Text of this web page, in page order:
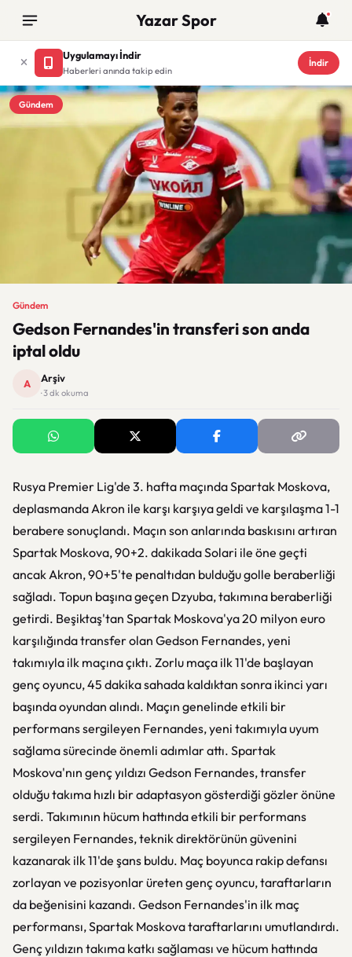
Yazar Spor
Uygulamayı İndir
Haberleri anında takip edin
İndir
Gündem
Gündem
Gedson Fernandes'in transferi son anda
iptal oldu
A Arşiv
· 3 dk okuma
Rusya Premier Lig'de 3. hafta maçında Spartak Moskova,
deplasmanda Akron ile karşı karşıya geldi ve karşılaşma 1-1
berabere sonuçlandı. Maçın son anlarında baskısını artıran
Spartak Moskova, 90+2. dakikada Solari ile öne geçti
ancak Akron, 90+5'te penaltıdan bulduğu golle beraberliği
sağladı. Topun başına geçen Dzyuba, takımına beraberliği
getirdi. Beşiktaş'tan Spartak Moskova'ya 20 milyon euro
karşılığında transfer olan Gedson Fernandes, yeni
takımıyla ilk maçına çıktı. Zorlu maça ilk 11'de başlayan
genç oyuncu, 45 dakika sahada kaldıktan sonra ikinci yarı
başında oyundan alındı. Maçın genelinde etkili bir
performans sergileyen Fernandes, yeni takımıyla uyum
sağlama sürecinde önemli adımlar attı. Spartak
Moskova'nın genç yıldızı Gedson Fernandes, transfer
olduğu takıma hızlı bir adaptasyon gösterdiği gözler önüne
serdi. Takımının hücum hattında etkili bir performans
sergileyen Fernandes, teknik direktörünün güvenini
kazanarak ilk 11'de şans buldu. Maç boyunca rakip defansı
zorlayan ve pozisyonlar üreten genç oyuncu, taraftarların
da beğenisini kazandı. Gedson Fernandes'in ilk maç
performansı, Spartak Moskova taraftarlarını umutlandırdı.
Genç yıldızın takıma katkı sağlaması ve hücum hattında